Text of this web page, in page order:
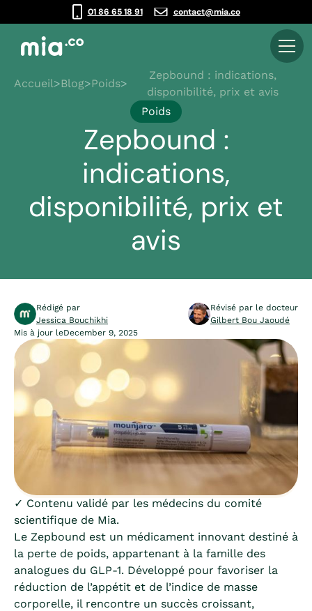
01 86 65 18 91 contact@mia.co
Accueil>Blog>Poids>
Zepbound : indications,
disponibilité, prix et avis
Poids
Zepbound :
indications,
disponibilité, prix et
avis
Rédigé par
Jessica Bouchikhi
Révisé par le docteur
Gilbert Bou Jaoudé
Mis à jour leDecember 9, 2025
✓ Contenu validé par les médecins du comité
scientifique de Mia.
Le Zepbound est un médicament innovant destiné à
la perte de poids, appartenant à la famille des
analogues du GLP-1. Développé pour favoriser la
réduction de l’appétit et de l’indice de masse
corporelle, il rencontre un succès croissant,